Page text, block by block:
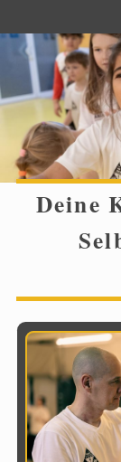
to
content
Deine